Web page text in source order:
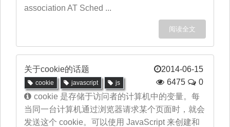
association AT Sched ...
阅读全文
关于cookie的话题 2014-06-15
cookie javascript js 6475
0
cookie 是存储于访问者的计算机中的变量。每
当同一台计算机通过浏览器请求某个页面时，就会
发送这个 cookie。可以使用 JavaScript 来创建和